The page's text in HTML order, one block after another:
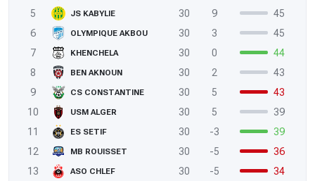
5
JS KABYLIE 30 9
45
6
OLYMPIQUE AKBOU 30 3
45
7
KHENCHELA 30 0
44
8
BEN AKNOUN 30 2
43
9
CS CONSTANTINE 30 5
43
10
USM ALGER 30 5
39
11
ES SETIF 30 -3
39
12
MB ROUISSET 30 -5
36
13
ASO CHLEF 30 -5
34